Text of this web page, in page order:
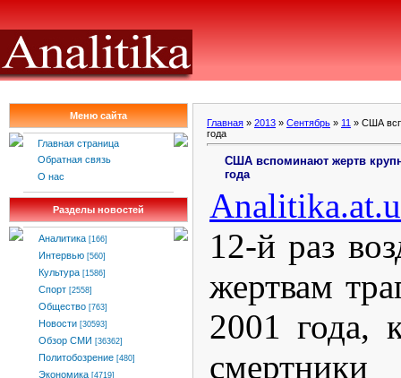
Меню сайта
Главная страница
Обратная связь
О нас
Разделы новостей
Аналитика [166]
Интервью [560]
Культура [1586]
Спорт [2558]
Общество [763]
Новости [30593]
Обзор СМИ [36362]
Политобозрение [480]
Экономика [4719]
Главная » 2013 » Сентябрь » 11 » США
года
США вспоминают жертв
года
12-й раз
жертвам
2001 года,